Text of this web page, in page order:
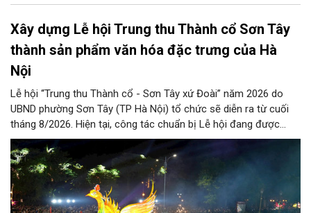
Xây dựng Lễ hội Trung thu Thành cổ Sơn Tây
thành sản phẩm văn hóa đặc trưng của Hà
Nội
Lễ hội “Trung thu Thành cổ - Sơn Tây xứ Đoài” năm 2026 do
UBND phường Sơn Tây (TP Hà Nội) tổ chức sẽ diễn ra từ cuối
tháng 8/2026. Hiện tại, công tác chuẩn bị Lễ hội đang được
chính quyền phường Sơn Tây cùng các phòng, ban, ngành, đơn
vị và 25 tổ dân phố khẩn trương triển khai, tạo khí thế sôi nổi,
sẵn sàng mang đến cho Nhân dân và du khách một mùa Trung
thu quy mô, đặc sắc và giàu bản sắc văn hóa xứ Đoài.